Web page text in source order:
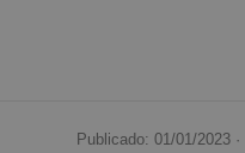
Publicado: 01/01/2023 ·